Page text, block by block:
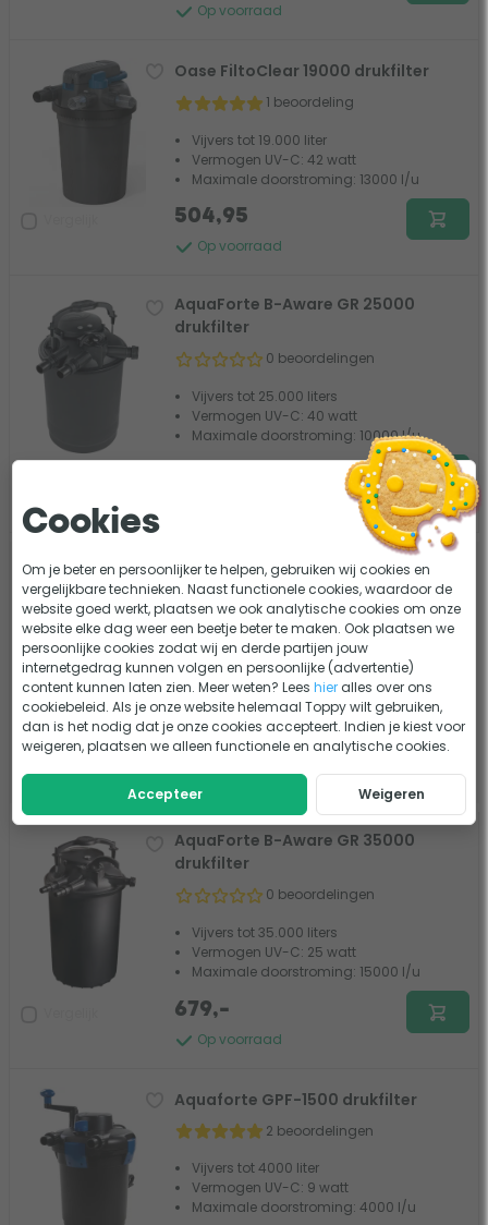
Op voorraad
Oase FiltoClear 19000 drukfilter
1 beoordeling
Vijvers tot 19.000 liter
Vermogen UV-C: 42 watt
Maximale doorstroming: 13000 l/u
Op voorraad
504,95
AquaForte B-Aware GR 25000
drukfilter
0 beoordelingen
Vijvers tot 25.000 liters
Vermogen UV-C: 40 watt
Maximale doorstroming: 10000 l/u
Voor 18:00besteld, morgen in huis*
Gratis verzending vanaf €75
Eerlijk advies van onze experts
90 dagen bedenktijd
AquaForte B-Aware GR 35000
drukfilter
0 beoordelingen
Vijvers tot 35.000 liters
Vermogen UV-C: 25 watt
Maximale doorstroming: 15000 l/u
Op voorraad
679,-
Aquaforte GPF-1500 drukfilter
2 beoordelingen
Vijvers tot 4000 liter
Vermogen UV-C: 9 watt
Maximale doorstroming: 4000 l/u
Cookies
Om je beter en persoonlijker te helpen, gebruiken wij cookies en
vergelijkbare technieken. Naast functionele cookies, waardoor de
website goed werkt, plaatsen we ook analytische cookies om onze
website elke dag weer een beetje beter te maken. Ook plaatsen we
persoonlijke cookies zodat wij en derde partijen jouw
internetgedrag kunnen volgen en persoonlijke (advertentie)
content kunnen laten zien. Meer weten? Leeshier alles over ons
cookiebeleid. Als je onze website helemaal Toppy wilt gebruiken,
dan is het nodig dat je onze cookies accepteert. Indien je kiest voor
weigeren, plaatsen we alleen functionele en analytische cookies.
Accepteer Weigeren